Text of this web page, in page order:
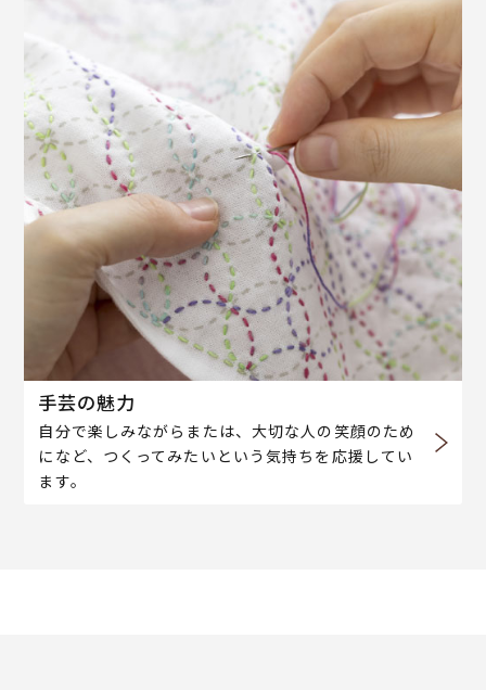
手芸の魅力
自分で楽しみながらまたは、大切な人の笑顔のため
になど、つくってみたいという気持ちを応援してい
ます。